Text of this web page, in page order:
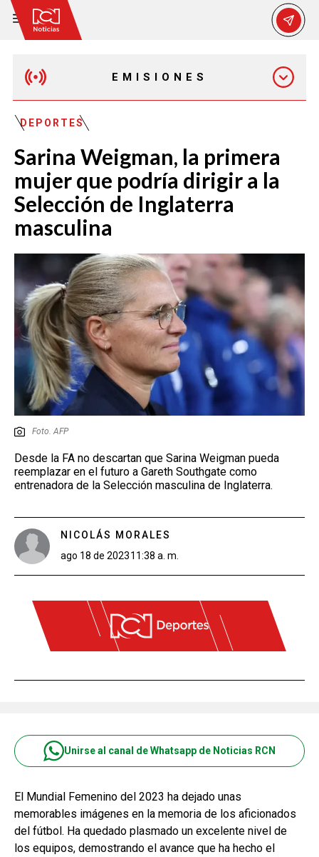
EMISIONES
EMISIÓN 12:30 PM
EMISIÓN 7:00 PM
EMISIÓN 11:30 PM
DEPORTES
Sarina Weigman, la primera
mujer que podría dirigir a la
Selección de Inglaterra
masculina
Foto. AFP
Desde la FA no descartan que Sarina Weigman pueda
reemplazar en el futuro a Gareth Southgate como
entrenadora de la Selección masculina de Inglaterra.
NICOLÁS MORALES
ago 18 de 202311:38 a. m.
Unirse al canal de Whatsapp de Noticias RCN
El Mundial Femenino del 2023 ha dejado unas
memorables imágenes en la memoria de los aficionados
del fútbol. Ha quedado plasmado un excelente nivel de
los equipos, demostrando el avance que ha hecho el